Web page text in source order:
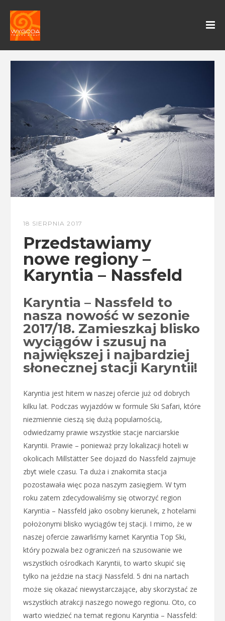
18 SIERPNIA 2017
Przedstawiamy
nowe regiony –
Karyntia – Nassfeld
Karyntia – Nassfeld to
nasza nowość w sezonie
2017/18. Zamieszkaj blisko
wyciągów i szusuj na
największej i najbardziej
słonecznej stacji Karyntii!
Karyntia jest hitem w naszej ofercie już od dobrych
kilku lat. Podczas wyjazdów w formule Ski Safari, które
niezmiennie cieszą się dużą popularnością,
odwiedzamy prawie wszystkie stacje narciarskie
Karyntii. Prawie – ponieważ przy lokalizacji hoteli w
okolicach Millstätter See dojazd do Nassfeld zajmuje
zbyt wiele czasu. Ta duża i znakomita stacja
pozostawała więc poza naszym zasięgiem. W tym
roku zatem zdecydowaliśmy się otworzyć region
Karyntia – Nassfeld jako osobny kierunek, z hotelami
położonymi blisko wyciągów tej stacji. I mimo, że w
naszej ofercie zawarliśmy karnet Karyntia Top Ski,
który pozwala bez ograniczeń na szusowanie we
wszystkich ośrodkach Karyntii, to warto skupić się
tylko na jeździe na stacji Nassfeld. 5 dni na nartach
może się okazać niewystarczające, aby skorzystać ze
wszystkich atrakcji naszego nowego regionu. Oto, co
warto wiedzieć na temat regionu Karyntia – Nassfeld: